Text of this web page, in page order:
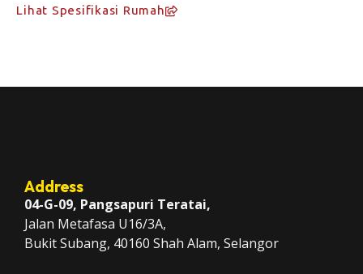
Lihat Spesifikasi Rumah
Address
04-G-09, Pangsapuri Teratai,
Jalan Metafasa U16/3A,
Bukit Subang, 40160 Shah Alam, Selangor